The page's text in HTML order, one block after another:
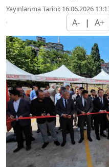
Yayınlanma Tarihi: 16.06.2026
A- | A+